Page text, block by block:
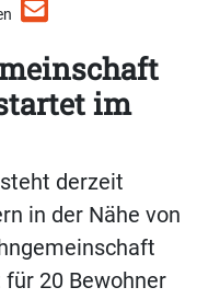
im
derzeit
in der Nähe von
20 Bewohner